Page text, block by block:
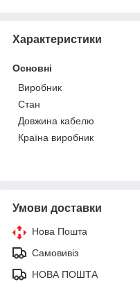
Характеристики
Основні
Виробник
Стан
Довжина кабелю
Країна виробник
Умови доставки
Нова Пошта
Самовивіз
НОВА ПОШТА